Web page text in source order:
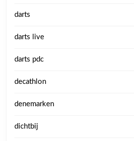
darts
darts live
darts pdc
decathlon
denemarken
dichtbij